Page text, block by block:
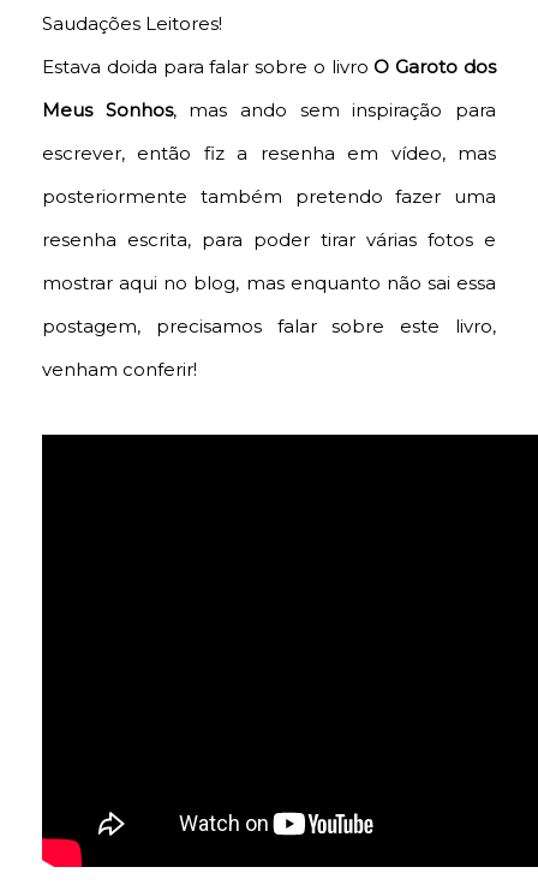
Saudações Leitores!
Estava doida para falar sobre o livroO Garoto dos
Meus Sonhos, mas ando sem inspiração para
escrever, então fiz a resenha em vídeo, mas
posteriormente também pretendo fazer uma
resenha escrita, para poder tirar várias fotos e
mostrar aqui no blog, mas enquanto não sai essa
postagem, precisamos falar sobre este livro,
venham conferir!